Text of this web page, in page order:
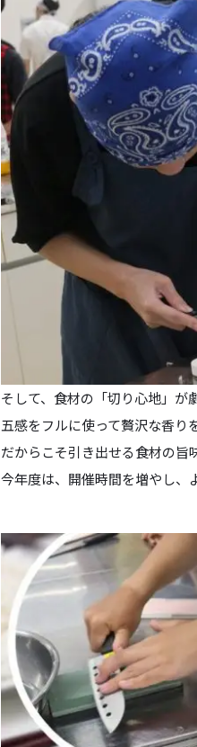
そして、食材の「切り心地」が
五感をフルに使って贅沢な香り
だからこそ引き出せる食材の旨
今年度は、開催時間を増やし、